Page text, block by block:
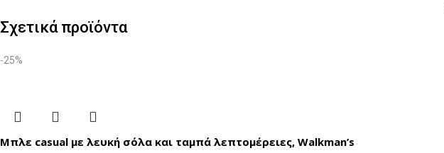
Σχετικά προϊόντα
-25%
Μπλε casual με λευκή σόλα και ταμπά λεπτομέρειες, Walkman’s